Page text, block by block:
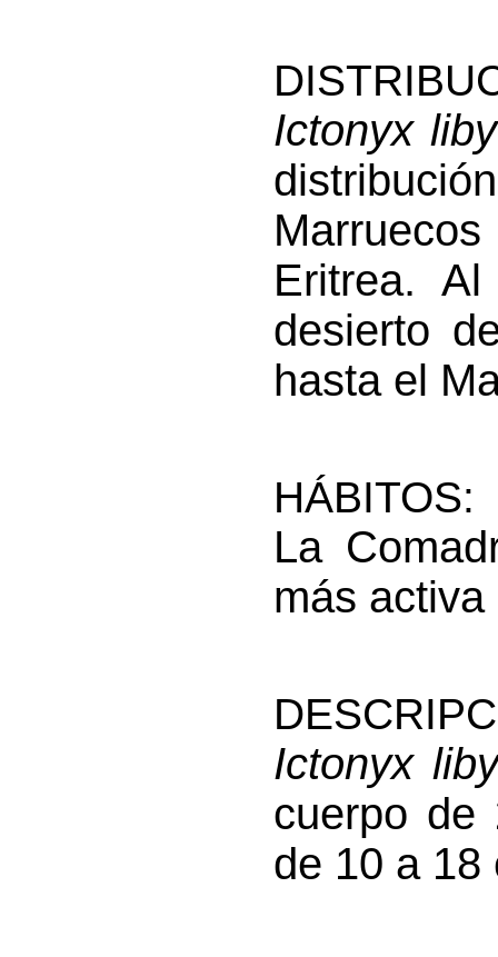
Ictonyx
Eritrea.
desierto
hasta el
HÁBITOS:
La
más
Ictonyx
cuerpo
de 10 a 18